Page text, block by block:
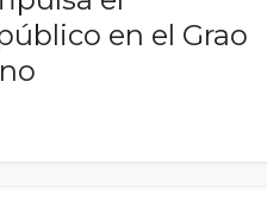
en el Grao